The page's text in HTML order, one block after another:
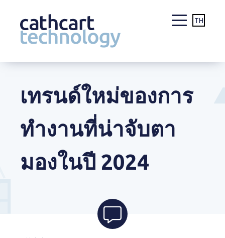
TH
เทรนด์ใหม่ของการ
ทำงานที่น่าจับตา
มองในปี 2024